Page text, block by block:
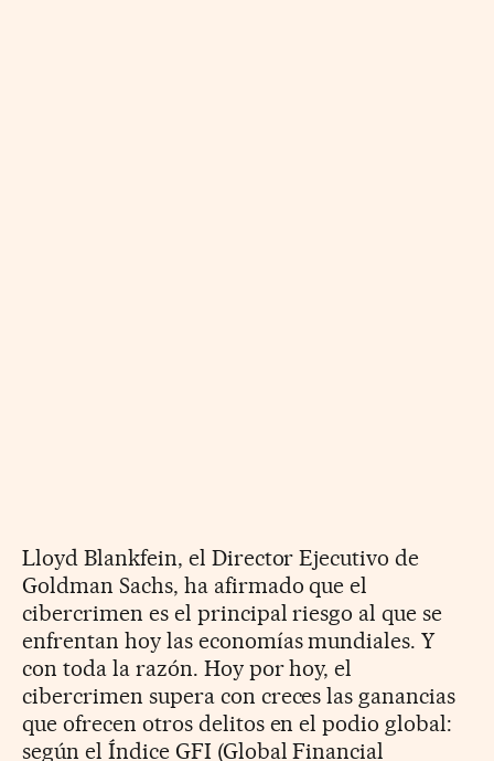
Lloyd Blankfein, el Director Ejecutivo de
Goldman Sachs, ha afirmado que el
cibercrimen es el principal riesgo al que se
enfrentan hoy las economías mundiales. Y
con toda la razón. Hoy por hoy, el
cibercrimen supera con creces las ganancias
que ofrecen otros delitos en el podio global:
según el Índice GFI (Global Financial